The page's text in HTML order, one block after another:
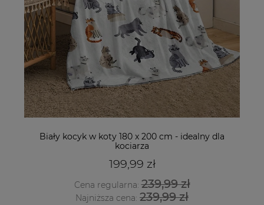
Biały kocyk w koty 180 x 200 cm - idealny dla
kociarza
199,99 zł
Cena regularna:239,99 zł
Najniższa cena: 239,99 zł